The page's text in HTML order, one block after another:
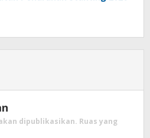
dipublikasikan. Ruas yang